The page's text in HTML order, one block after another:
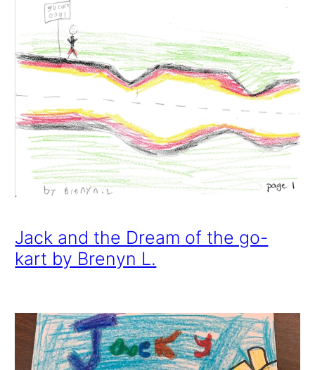
Jack and the Dream of the go-
kart by Brenyn L.